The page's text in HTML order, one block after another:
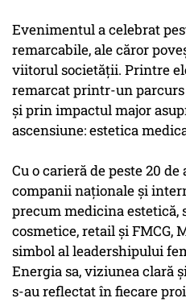
Evenimentul a celebrat
remarcabile, ale căror
viitorul societății. Printre
remarcat printr-un
și prin impactul major
ascensiune: estetica
Cu o carieră de peste 20
companii naționale și
precum medicina
cosmetice, retail și FMCG,
simbol al leadershipului
Energia sa, viziunea clară
s-au reflectat în fiecare